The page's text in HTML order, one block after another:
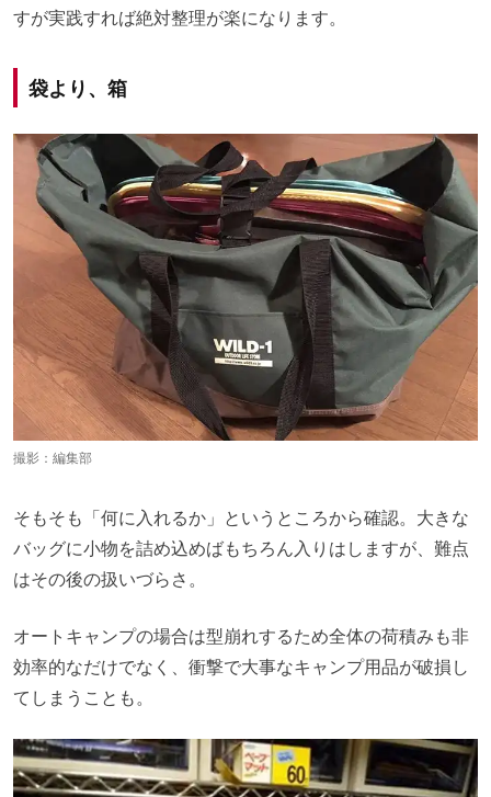
すが実践すれば絶対整理が楽になります。
袋より、箱
撮影：編集部
そもそも「何に入れるか」というところから確認。大きな
バッグに小物を詰め込めばもちろん入りはしますが、難点
はその後の扱いづらさ。
オートキャンプの場合は型崩れするため全体の荷積みも非
効率的なだけでなく、衝撃で大事なキャンプ用品が破損し
てしまうことも。